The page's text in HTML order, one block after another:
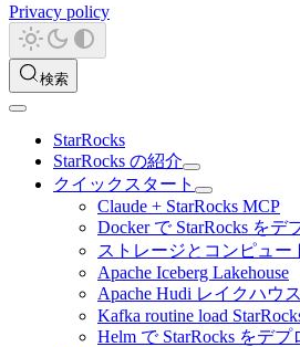
Privacy policy
検索
StarRocks
StarRocks の紹介
クイックスタート
Claude + StarRocks MCP
Docker で StarRocks をデ
ストレージとコンピュー
Apache Iceberg Lakehouse
Apache Hudi レイクハウス
Kafka routine load
Helm で StarRocks をデプ